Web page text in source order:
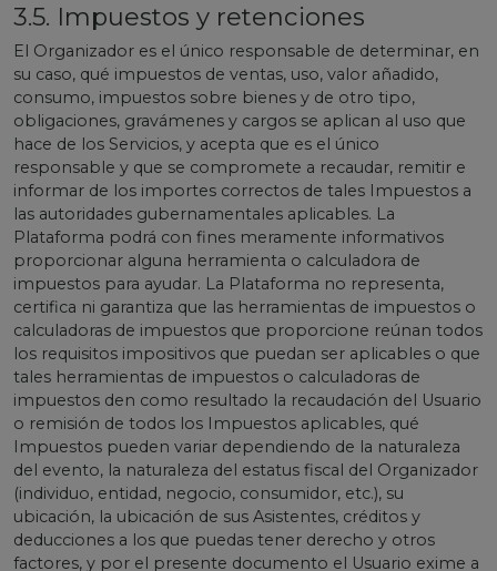
3.5. Impuestos y retenciones
El Organizador es el único responsable de determinar, en
su caso, qué impuestos de ventas, uso, valor añadido,
consumo, impuestos sobre bienes y de otro tipo,
obligaciones, gravámenes y cargos se aplican al uso que
hace de los Servicios, y acepta que es el único
responsable y que se compromete a recaudar, remitir e
informar de los importes correctos de tales Impuestos a
las autoridades gubernamentales aplicables. La
Plataforma podrá con fines meramente informativos
proporcionar alguna herramienta o calculadora de
impuestos para ayudar. La Plataforma no representa,
certifica ni garantiza que las herramientas de impuestos o
calculadoras de impuestos que proporcione reúnan todos
los requisitos impositivos que puedan ser aplicables o que
tales herramientas de impuestos o calculadoras de
impuestos den como resultado la recaudación del Usuario
o remisión de todos los Impuestos aplicables, qué
Impuestos pueden variar dependiendo de la naturaleza
del evento, la naturaleza del estatus fiscal del Organizador
(individuo, entidad, negocio, consumidor, etc.), su
ubicación, la ubicación de sus Asistentes, créditos y
deducciones a los que puedas tener derecho y otros
factores, y por el presente documento el Usuario exime a